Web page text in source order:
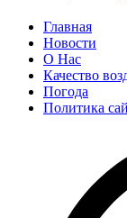
Главная
Новости
О Нас
Качество
Погода
Политика